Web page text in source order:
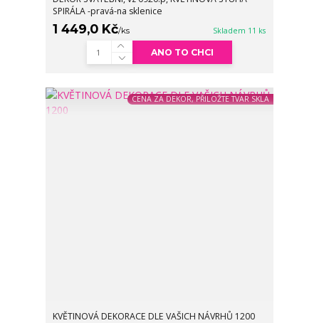
SPIRÁLA -pravá-na sklenice
1 449,0 Kč/ks Skladem 11 ks
ANO TO CHCI
CENA ZA DEKOR, PŘILOŽTE TVAR SKLA
KVĚTINOVÁ DEKORACE DLE VAŠICH NÁVRHŮ 1200